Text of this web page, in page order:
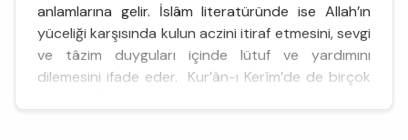
anlamlarına gelir. İslâm literatüründe ise Allah’ın
yüceliği karşısında kulun aczini itiraf etmesini, sevgi
ve tâzim duyguları içinde lütuf ve yardımını
dilemesini ifade eder. Kur’ân-ı Kerîm’de de birçok